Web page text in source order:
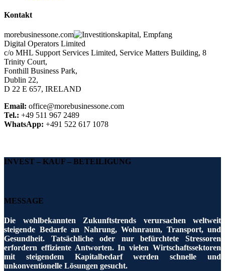
Kontakt
morebusinessone.com
Digital Operators Limited
c/o MHL Support Services Limited, Service Matters Building, 8
Trinity Court,
Fonthill Business Park,
Dublin 22,
D 22 E 657, IRELAND
Email: office@morebusinessone.com
Tel.: +49 511 967 2489
WhatsApp: +491 522 617 1078
INVEST – KAUF – BETEILIGUNG
MESSAGE
Die wohlbekannten Zukunftstrends verursachen weltweit
steigende Bedarfe an Nahrung, Wohnraum, Transport, und
Gesundheit. Tatsächliche oder nur befürchtete Stressoren
erfordern effiziente Antworten.In vielen Wirtschaftssektoren
mit steigendem Kapitalbedarf werden schnelle und
unkonventionelle Lösungen gesucht.